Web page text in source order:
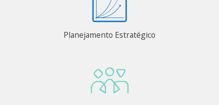
Planejamento Estratégico